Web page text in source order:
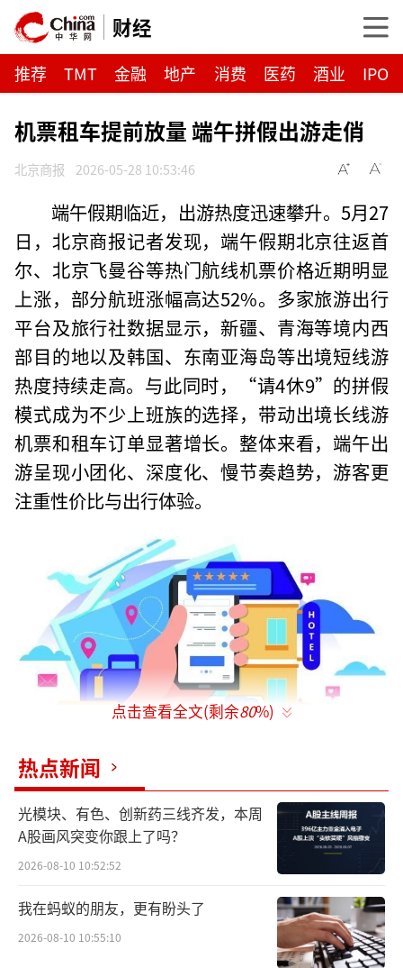
财经
推荐 TMT 金融 地产 消费 医药 酒业 IPO
机票租车提前放量 端午拼假出游走俏
北京商报 2026-05-28 10:53:46
端午假期临近，出游热度迅速攀升。5月27
日，北京商报记者发现，端午假期北京往返首
尔、北京飞曼谷等热门航线机票价格近期明显
上涨，部分航班涨幅高达52%。多家旅游出行
平台及旅行社数据显示，新疆、青海等境内西
部目的地以及韩国、东南亚海岛等出境短线游
热度持续走高。与此同时，“请4休9”的拼假
模式成为不少上班族的选择，带动出境长线游
机票和租车订单显著增长。整体来看，端午出
游呈现小团化、深度化、慢节奏趋势，游客更
注重性价比与出行体验。
北京往返首尔涨幅超20%
“时隔半个月，端午假期前后北京往返首
尔的机票涨价近700元。”北京上班族王晓磊分
别在5月13日和5月26日查询了同一趟6月18日
去程、6月20日返程的北京—首尔国航航班，涨
幅达21%。虽然端午假期的时长短于“五
点击查看全文(剩余80%)
热点新闻
光模块、有色、创新药三线齐发，本周
A股画风突变你跟上了吗？
2026-08-10 10:52:52
我在蚂蚁的朋友，更有盼头了
2026-08-10 10:55:10